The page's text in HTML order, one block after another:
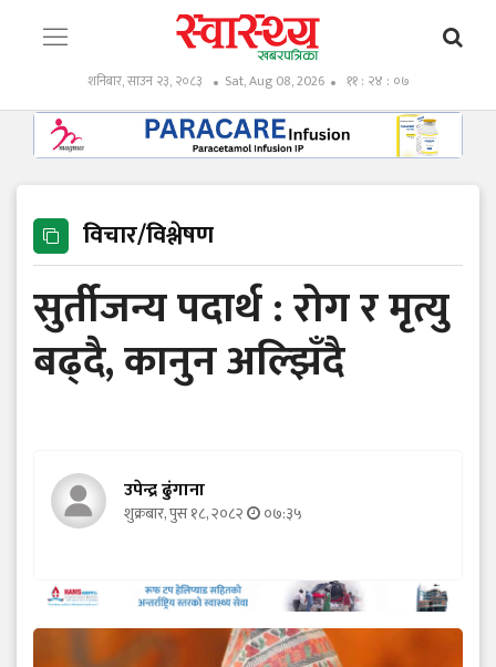
शनिबार, साउन २३, २०८३ Sat, Aug 08, 2026 ११ : २४ : ०९
विचार/विश्लेषण
सुर्तीजन्य पदार्थ : रोग र मृत्यु
बढ्दै, कानुन अल्झिँदै
उपेन्द्र ढुंगाना
शुक्रबार, पुस १८, २०८२ ०७:३५